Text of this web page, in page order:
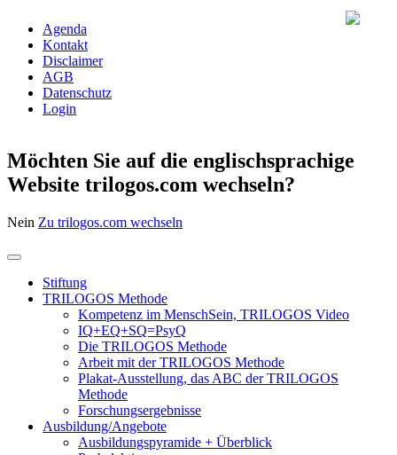
Agenda
Kontakt
Disclaimer
AGB
Datenschutz
Login
Möchten Sie auf die englischsprachige
Website trilogos.com wechseln?
Nein Zu trilogos.com wechseln
Stiftung
TRILOGOS Methode
Kompetenz im MenschSein, TRILOGOS Video
IQ+EQ+SQ=PsyQ
Die TRILOGOS Methode
Arbeit mit der TRILOGOS Methode
Plakat-Ausstellung, das ABC der TRILOGOS
Methode
Forschungsergebnisse
Ausbildung/Angebote
Ausbildungspyramide + Überblick